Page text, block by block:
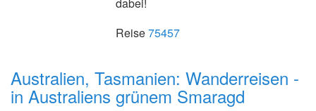
Reise75457
Australien, Tasmanien: Wanderreisen -
in Australiens grünem Smaragd